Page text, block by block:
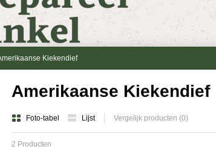
Kiekendief
Amerikaanse Kiekendief
Foto-tabel Lijst Vergelijk producten (0)
2 Producten